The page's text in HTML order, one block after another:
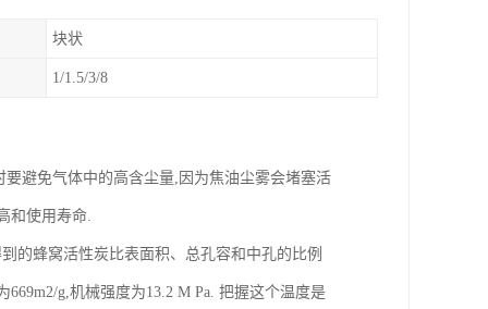
块状
1/1.5/3/8
避免气体中的高含尘量,因为焦油尘雾会堵塞活
和使用寿命.
的蜂窝活性炭比表面积、总孔容和中孔的比例
g,机械强度为13.2 M Pa. 把握这个温度是